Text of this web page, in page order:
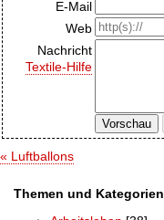
E-Mail
Web
Nachricht
Textile-Hilfe
« Luftballons
Themen und Kategorien